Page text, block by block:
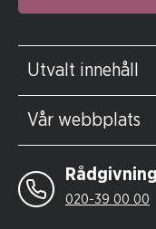
Utvalt innehåll
Vår webbplats
020-39 00 00